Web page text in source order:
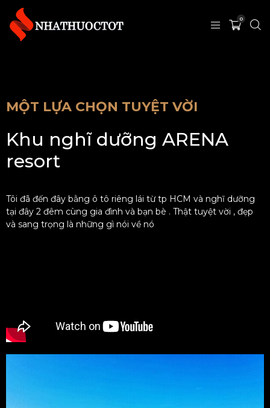
0
MỘT LỰA CHỌN TUYỆT VỜI
Khu nghĩ dưỡng ARENA
resort
Tôi đã đến đây bằng ô tô riêng lái từ tp HCM và nghĩ dưỡng
tại đây 2 đêm cùng gia đình và bạn bè . Thật tuyệt vời , đẹp
và sang trọng là những gì nói về nó